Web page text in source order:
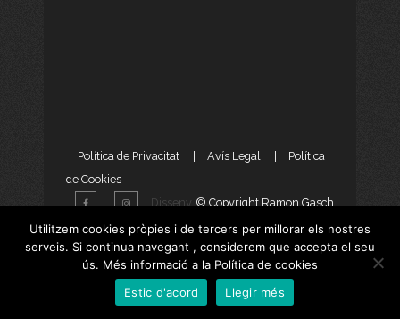
Política de Privacitat Avís Legal
Política
de Cookies
© Copyright Ramon Gasch
Disseny
Web iMàrketing Digitalper
aTotArreu.com
Utilitzem cookies pròpies i de tercers per millorar els nostres
serveis. Si continua navegant , considerem que accepta el seu
ús. Més informació a la Política de cookies
Estic d'acord
Llegir més